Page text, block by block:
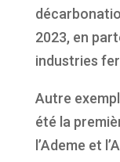
2023, en
industries
Autre
été la
l’Ademe et